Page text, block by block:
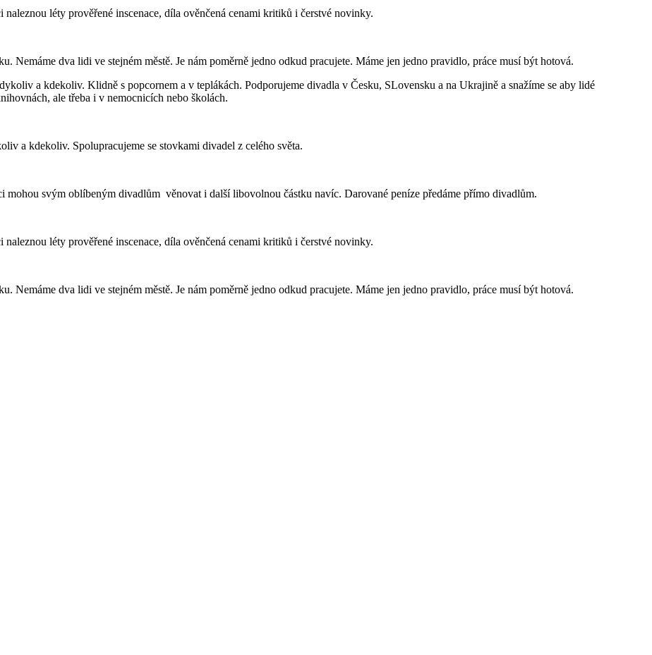
léty prověřené inscenace, díla ověnčená cenami kritiků i čerstvé novinky.
Nemáme dva lidi ve stejném městě. Je nám poměrně jedno odkud pracujete. Máme jen jedno pravidlo, práce musí být hotová.
a kdekoliv. Klidně s popcornem a v teplákách. Podporujeme divadla v Česku, SLovensku a na Ukrajině a snažíme se aby lidé
ale třeba i v nemocnicích nebo školách.
a kdekoliv. Spolupracujeme se stovkami divadel z celého světa.
mohou svým oblíbeným divadlům věnovat i další libovolnou částku navíc. Darované peníze předáme přímo divadlům.
léty prověřené inscenace, díla ověnčená cenami kritiků i čerstvé novinky.
Nemáme dva lidi ve stejném městě. Je nám poměrně jedno odkud pracujete. Máme jen jedno pravidlo, práce musí být hotová.